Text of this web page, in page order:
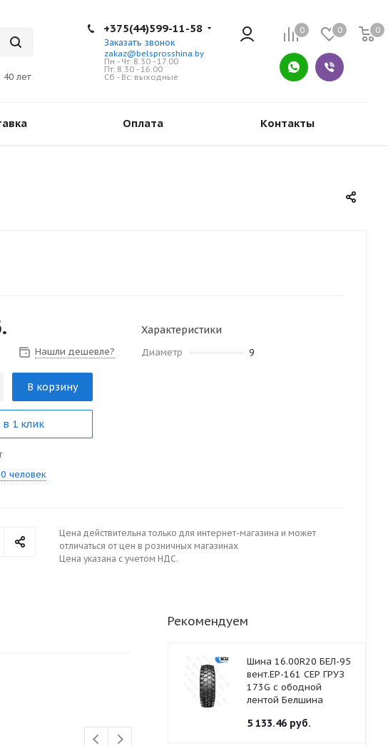
40 лет
0 0 0
+375(44)599-11-58
Заказать звонок
zakaz@belsprosshina.by
Пн - Чт: 8.30 - 17.00
Пт: 8.30 - 16.00
Сб - Вс: выходные
Оплата Контакты
Нашли дешевле?
В корзину
в 1 клик
0 человек
Характеристики
Диаметр 9
Цена действительна только для интернет-магазина и может
отличаться от цен в розничных магазинах
Цена указана с учетом НДС.
Рекомендуем
Шина 16.00R20 БЕЛ-95
вент.ЕР-161 СЕР ГРУЗ
173G с ободной
лентой Белшина
5 133.46 руб.